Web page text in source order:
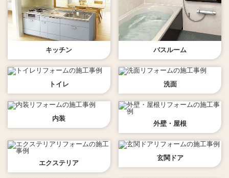
キッチン バスルーム
トイレ 洗面
内装
外壁・屋根
エクステリア
玄関ドア